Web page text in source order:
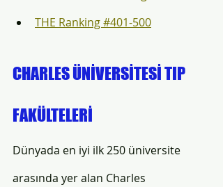
THE Ranking #401-500
CHARLES ÜNİVERSİTESİ TIP
FAKÜLTELERİ
Dünyada en iyi ilk 250 üniversite
arasında yer alan Charles